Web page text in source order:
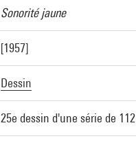
Sonorité jaune
[1957]
Dessin
25e dessin d'une série de 112